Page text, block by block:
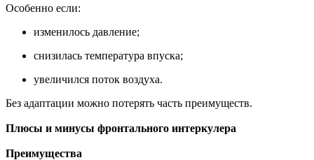
Особенно если:
изменилось давление;
снизилась температура впуска;
увеличился поток воздуха.
Без адаптации можно потерять часть преимуществ.
Плюсы и минусы фронтального интеркулера
Преимущества